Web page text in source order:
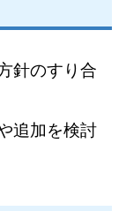
針のすり合
追加を検討